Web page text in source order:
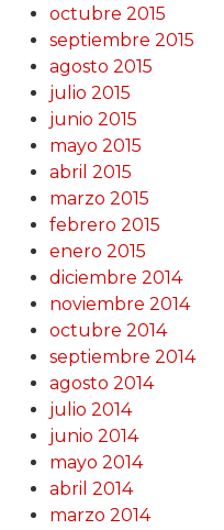
octubre 2015
septiembre 2015
agosto 2015
julio 2015
junio 2015
mayo 2015
abril 2015
marzo 2015
febrero 2015
enero 2015
diciembre 2014
noviembre 2014
octubre 2014
septiembre 2014
agosto 2014
julio 2014
junio 2014
mayo 2014
abril 2014
marzo 2014